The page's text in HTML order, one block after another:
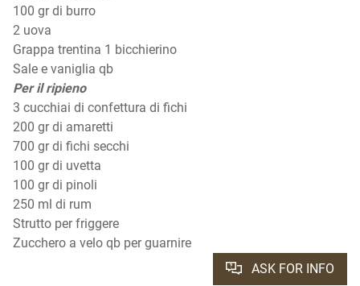
100 gr di burro
2 uova
Grappa trentina 1 bicchierino
Sale e vaniglia qb
Per il ripieno
3 cucchiai di confettura di fichi
200 gr di amaretti
700 gr di fichi secchi
100 gr di uvetta
100 gr di pinoli
250 ml di rum
Strutto per friggere
Zucchero a velo qb per guarnire
ASK FOR INFO